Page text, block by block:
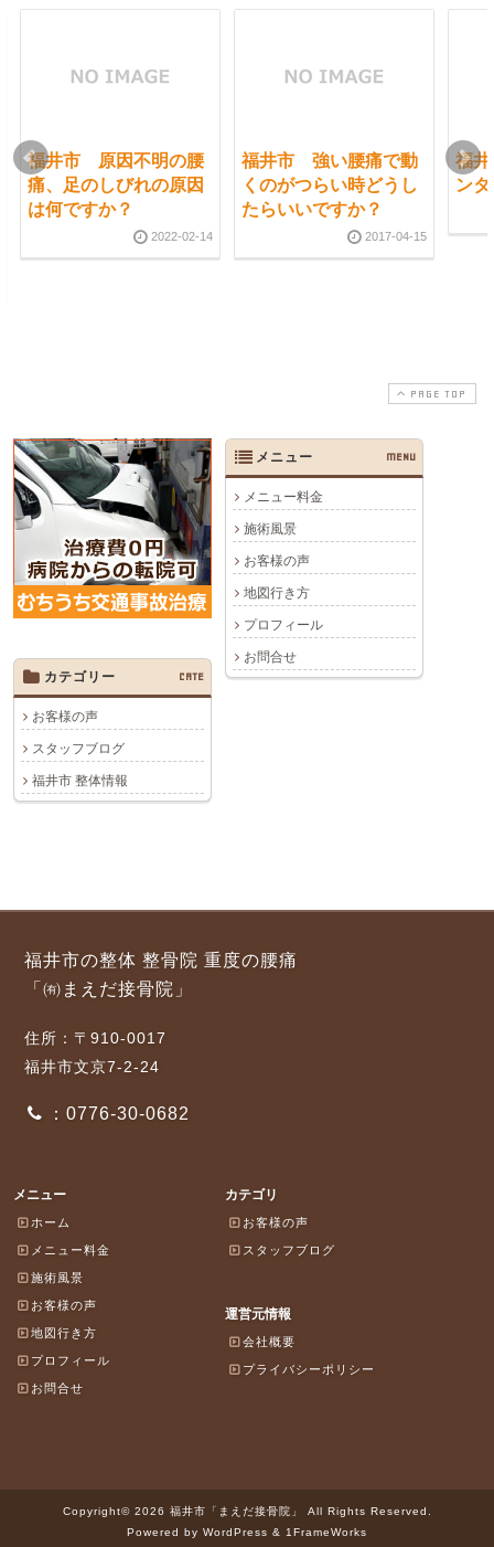
福井市 原因不明の腰
痛、足のしびれの原因
は何ですか？
2022-02-14
福井市 強い腰痛で動
くのがつらい時どうし
たらいいですか？
2017-04-15
福
ン
PAGE TOP
メニュー MENU
メニュー料金
施術風景
お客様の声
地図行き方
プロフィール
お問合せ
カテゴリー
CATE
お客様の声
スタッフブログ
福井市 整体情報
福井市の整体 整骨院 重度の腰痛
「㈲まえだ接骨院」
住所：〒910-0017
福井市文京7-2-24
：0776-30-0682
メニュー
ホーム
メニュー料金
施術風景
お客様の声
地図行き方
プロフィール
お問合せ
カテゴリ
お客様の声
スタッフブログ
運営元情報
会社概要
プライバシーポリシー
Copyright© 2026 福井市「まえだ接骨院」 All Rights Reserved.
Powered by WordPress & 1FrameWorks